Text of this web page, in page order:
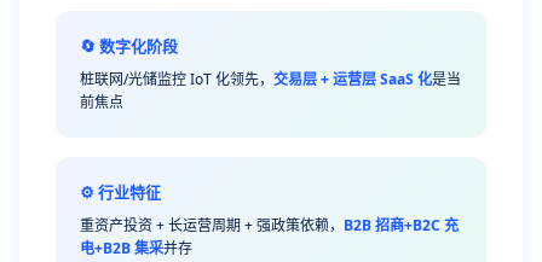
🔄 数字化阶段
桩联网/光储监控 IoT 化领先， 交易层 + 运营层 SaaS 化是当
前焦点
⚙️ 行业特征
重资产投资 + 长运营周期 + 强政策依赖， B2B 招商+B2C 充
电+B2B 集采并存